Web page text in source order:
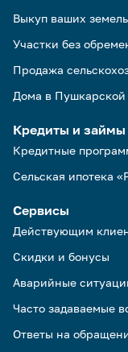
Выкуп ваших
Участки без
Продажа
Дома в Пушкарской
Кредиты и займы
Кредитные
Сельская ипотека
Сервисы
Действующим
Скидки и бонусы
Аварийные
Часто задаваемые
Ответы на